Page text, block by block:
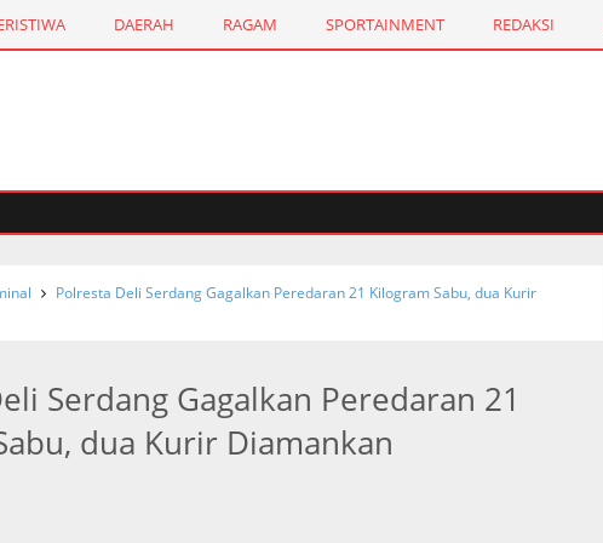
DAERAH RAGAM SPORTAINMENT REDAKSI
Ekstasi
Polresta Deli Serdang Gagalkan Peredaran 21 Kilogram Sabu, dua Kurir
Serdang Gagalkan Peredaran 21
dua Kurir Diamankan